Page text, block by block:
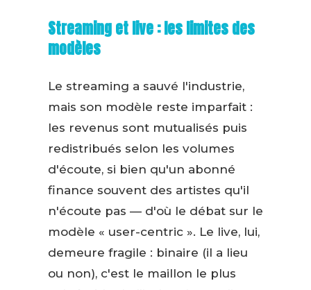
Streaming et live : les limites des
modèles
Le streaming a sauvé l'industrie,
mais son modèle reste imparfait :
les revenus sont mutualisés puis
redistribués selon les volumes
d'écoute, si bien qu'un abonné
finance souvent des artistes qu'il
n'écoute pas — d'où le débat sur le
modèle « user-centric ». Le live, lui,
demeure fragile : binaire (il a lieu
ou non), c'est le maillon le plus